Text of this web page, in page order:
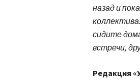
назад и
сидите
встречи,
Редакция